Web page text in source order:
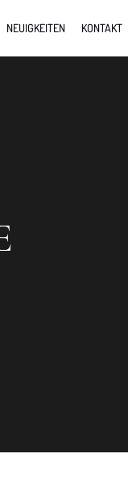
NEUIGKEITEN KONTAKT